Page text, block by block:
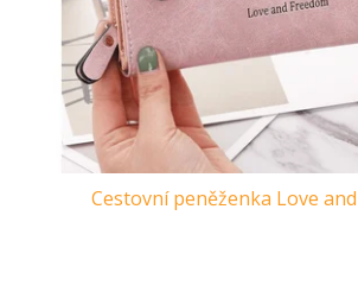
Cestovní peněženka Love